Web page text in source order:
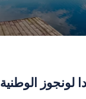
لونجوز الوطنية